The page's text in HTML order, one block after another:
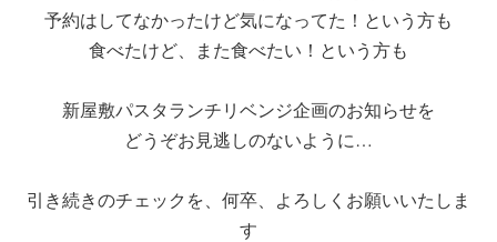
予約はしてなかったけど気になってた！という方も
食べたけど、また食べたい！という方も
新屋敷パスタランチリベンジ企画のお知らせを
どうぞお見逃しのないように…
引き続きのチェックを、何卒、よろしくお願いいたしま
す